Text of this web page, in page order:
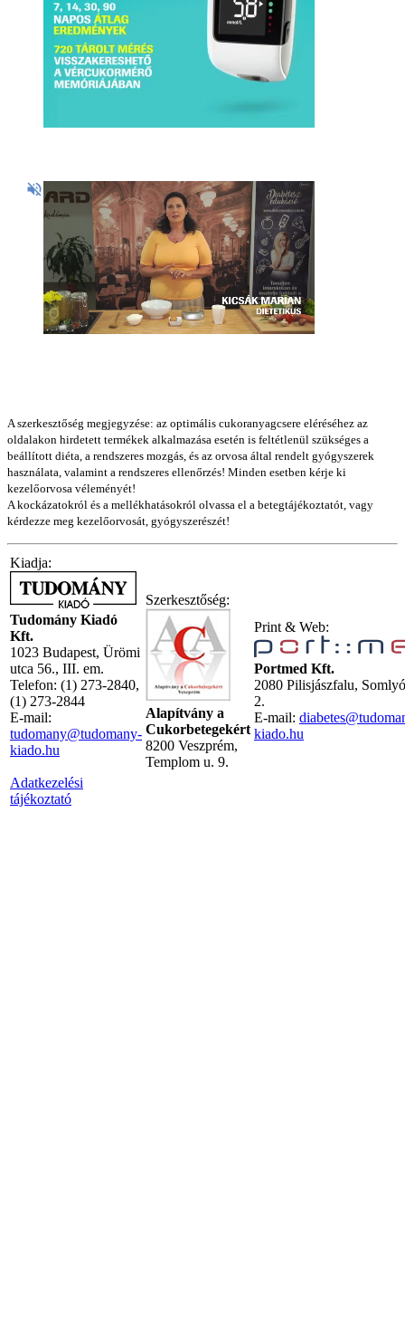
A szerkesztőség megjegyzése: az optimális cukoranyagcsere eléréséhez az
oldalakon hirdetett termékek alkalmazása esetén is feltétlenül szükséges a
beállított diéta, a rendszeres mozgás, és az orvosa által rendelt gyógyszerek
használata, valamint a rendszeres ellenőrzés! Minden esetben kérje ki
kezelőorvosa véleményét!
A kockázatokról és a mellékhatásokról olvassa el a betegtájékoztatót, vagy
kérdezze meg kezelőorvosát, gyógyszerészét!
Kiadja:
Tudomány Kiadó
Kft.
1023 Budapest, Ürömi
utca 56., III. em.
Telefon: (1) 273-2840,
(1) 273-2844
E-mail:
tudomany@tudomany-
kiado.hu
Adatkezelési
tájékoztató
Szerkesztőség:
Alapítvány a
Cukorbetegekért
8200 Veszprém,
Templom u. 9.
Print & Web:
Portmed Kft.
2080 Pilisjászfalu,
2.
E-mail:
kiado.hu